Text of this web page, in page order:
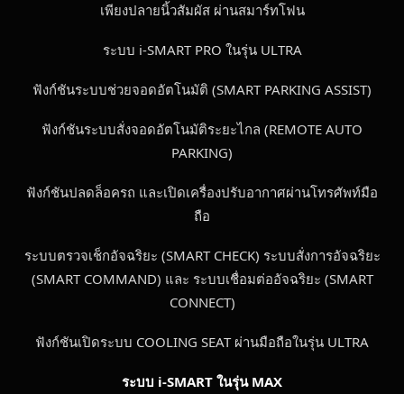
เพียงปลายนิ้วสัมผัส ผ่านสมาร์ทโฟน
ระบบ i-SMART PRO ในรุ่น ULTRA
ฟังก์ชันระบบช่วยจอดอัตโนมัติ (SMART PARKING ASSIST)
ฟังก์ชันระบบสั่งจอดอัตโนมัติระยะไกล (REMOTE AUTO
PARKING)
ฟังก์ชันปลดล็อครถ และเปิดเครื่องปรับอากาศผ่านโทรศัพท์มือ
ถือ
ระบบตรวจเช็กอัจฉริยะ (SMART CHECK) ระบบสั่งการอัจฉริยะ
(SMART COMMAND) และ ระบบเชื่อมต่ออัจฉริยะ (SMART
CONNECT)
ฟังก์ชันเปิดระบบ COOLING SEAT ผ่านมือถือในรุ่น ULTRA
ระบบ i-SMART ในรุ่น MAX